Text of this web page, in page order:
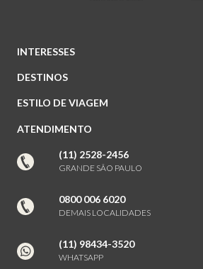
INTERESSES
DESTINOS
ESTILO DE VIAGEM
ATENDIMENTO
(11) 2528-2456
GRANDE SÃO PAULO
0800 006 6020
DEMAIS LOCALIDADES
(11) 98434-3520
WHATSAPP